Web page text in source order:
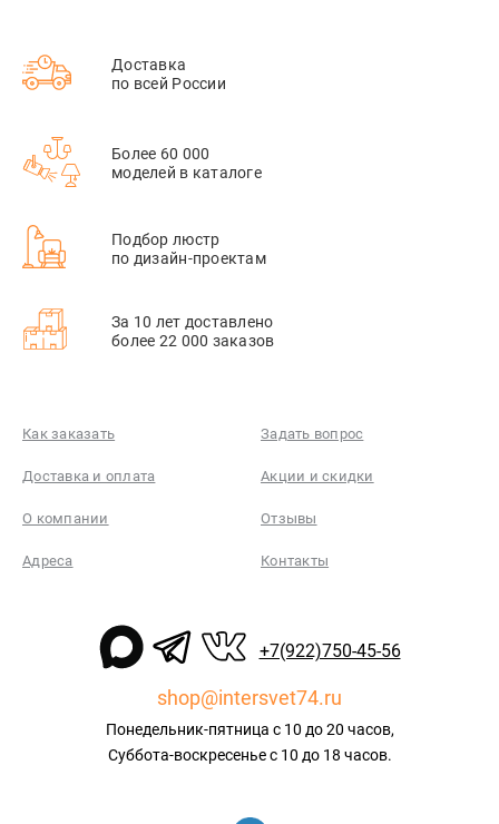
Доставка
по всей России
Более 60 000
моделей в каталоге
Подбор люстр
по дизайн-проектам
За 10 лет доставлено
более 22 000 заказов
Как заказать Задать вопрос
Доставка и оплата Акции и скидки
О компании Отзывы
Адреса Контакты
+7(922)750-45-56
shop@intersvet74.ru
Понедельник-пятница с 10 до 20 часов,
Суббота-воскресенье с 10 до 18 часов.